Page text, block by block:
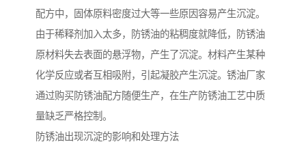
配方中，固体原料密度过大等一些原因容易产生沉淀。
由于稀释剂加入太多，防锈油的粘稠度就降低，防锈油
原材料失去表面的悬浮物，产生了沉淀。材料产生某种
化学反应或者互相吸附，引起凝胶产生沉淀。锈油厂家
通过购买防锈油配方随便生产，在生产防锈油工艺中质
量缺乏严格控制。
防锈油出现沉淀的影响和处理方法